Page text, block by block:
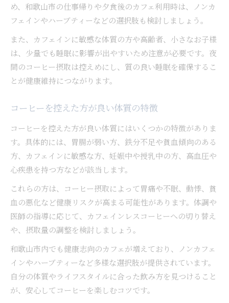
め、和歌山市の仕事帰りや夕食後のカフェ利用時は、ノンカ
フェインやハーブティーなどの選択肢も検討しましょう。
また、カフェインに敏感な体質の方や高齢者、小さなお子様
は、少量でも睡眠に影響が出やすいため注意が必要です。夜
間のコーヒー摂取は控えめにし、質の良い睡眠を確保するこ
とが健康維持につながります。
コーヒーを控えた方が良い体質の特徴
コーヒーを控えた方が良い体質にはいくつかの特徴がありま
す。具体的には、胃腸が弱い方、鉄分不足や貧血傾向のある
方、カフェインに敏感な方、妊娠中や授乳中の方、高血圧や
心疾患を持つ方などが該当します。
これらの方は、コーヒー摂取によって胃痛や不眠、動悸、貧
血の悪化など健康リスクが高まる可能性があります。体調や
医師の指導に応じて、カフェインレスコーヒーへの切り替え
や、摂取量の調整を検討しましょう。
和歌山市内でも健康志向のカフェが増えており、ノンカフェ
インやハーブティーなど多様な選択肢が提供されています。
自分の体質やライフスタイルに合った飲み方を見つけること
が、安心してコーヒーを楽しむコツです。